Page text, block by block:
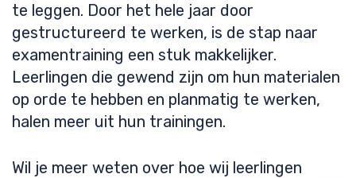
te leggen. Door het hele jaar door
gestructureerd te werken, is de stap naar
examentraining een stuk makkelijker.
Leerlingen die gewend zijn om hun materialen
op orde te hebben en planmatig te werken,
halen meer uit hun trainingen.
Wil je meer weten over hoe wij leerlingen